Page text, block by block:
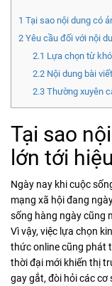
1 Tại sao nội dung có
2 Yêu cầu đối với nội
2.1 Lựa chọn từ
2.2Nội dung bài
2.3Thường xuyên
Tại sao
lớn tới
Ngày nay khi cuộc
mạng xã hội đang
sống hàng ngày cũng
Vì vậy, việc lựa chọn
thức online cũng phát
thời đại mới khiến thị
gay gắt, đòi hỏi các cơ